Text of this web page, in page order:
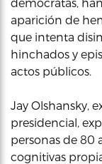
aparición de
que intenta
hinchados y
actos públicos.
Jay Olshansky,
presidencial,
personas de 80
cognitivas